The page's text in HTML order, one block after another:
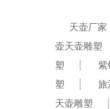
天壶厂家
壶天壶雕塑
塑
紫
塑
旅
天壶雕塑